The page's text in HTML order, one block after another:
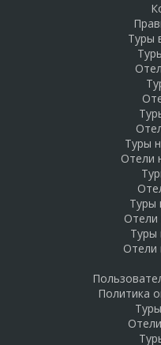
Туры
Туры
Отели
Туры
Отели
Туры
Отели
Политика